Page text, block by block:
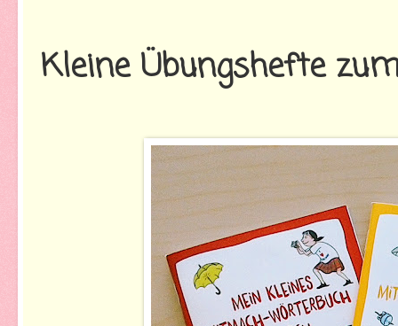
Kleine Übungshefte